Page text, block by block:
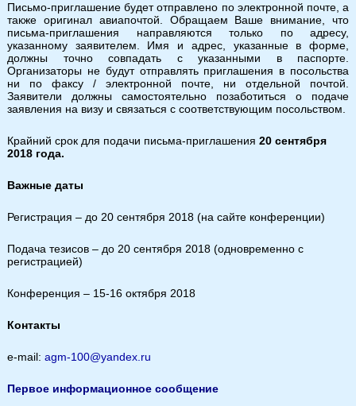
Письмо-приглашение будет отправлено по электронной почте, а
также оригинал авиапочтой. Обращаем Ваше внимание, что
письма-приглашения направляются только по адресу,
указанному заявителем. Имя и адрес, указанные в форме,
должны точно совпадать с указанными в паспорте.
Организаторы не будут отправлять приглашения в посольства
ни по факсу / электронной почте, ни отдельной почтой.
Заявители должны самостоятельно позаботиться о подаче
заявления на визу и связаться с соответствующим посольством.
Крайний срок для подачи письма-приглашения 20 сентября
2018 года.
Важные даты
Регистрация – до 20 сентября 2018 (на сайте конференции)
Подача тезисов – до 20 сентября 2018 (одновременно с
регистрацией)
Конференция – 15-16 октября 2018
Контакты
e-mail: agm-100@yandex.ru
Первое информационное сообщение